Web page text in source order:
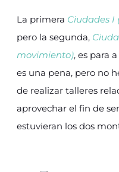
La primera Ciudades I
pero la segunda,
movimiento), es para
es una pena, pero no
de realizar talleres
aprovechar el fin de
estuvieran los dos